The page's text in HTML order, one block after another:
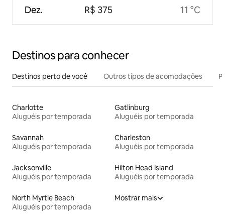
Dez. R$ 375 11 °C
Destinos para conhecer
Destinos perto de você Outros tipos de acomodações
Charlotte
Aluguéis por temporada
Gatlinburg
Aluguéis por temporada
Savannah
Aluguéis por temporada
Charleston
Aluguéis por temporada
Jacksonville
Aluguéis por temporada
Hilton Head Island
Aluguéis por temporada
North Myrtle Beach
Aluguéis por temporada
Mostrar mais